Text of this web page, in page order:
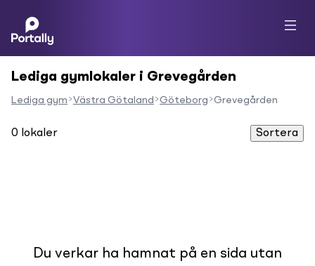
Lediga gymlokaler i Grevegården
Lediga gym Västra Götaland Göteborg Grevegården
0 lokaler Sortera
Du verkar ha hamnat på en sida utan